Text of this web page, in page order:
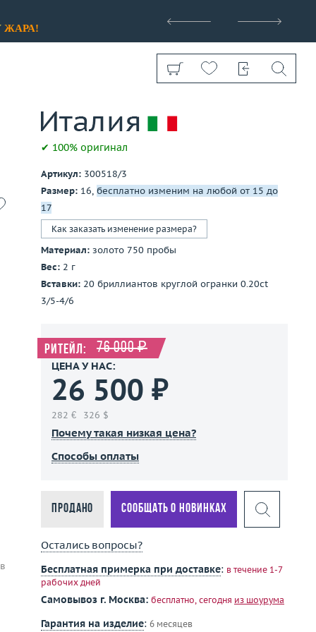
ЖАРА!
Показать все
✔ 100% оригинал
Артикул: 300518/3
Размер: 16, бесплатно изменим на любой от 15 до
17
Как заказать изменение размера?
Материал: золото 750 пробы
Вес: 2 г
Вставки: 20 бриллиантов круглой огранки 0.20ct
3/5-4/6
Ритейл: 76 000 ₽
ЦЕНА У НАС:
26 500 ₽
282 € 326 $
Почему такая низкая цена?
Способы оплаты
Продано Сообщать о новинках
Остались вопросы?
Бесплатная примерка при доставке: в течение 1-7
рабочих дней
Самовывоз г. Москва: бесплатно, сегодня из шоурума
Гарантия на изделие: 6 месяцев